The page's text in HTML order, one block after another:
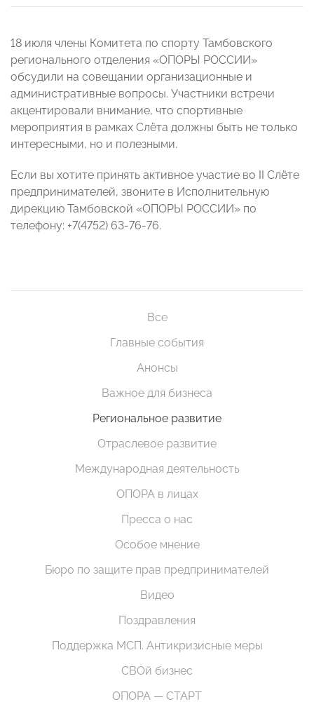
18 июля члены Комитета по спорту Тамбовского
регионального отделения «ОПОРЫ РОССИИ»
обсудили на совещании организационные и
административные вопросы. Участники встречи
акцентировали внимание, что спортивные
мероприятия в рамках Слёта должны быть не только
интересными, но и полезными.
Если вы хотите принять активное участие во II Слёте
предпринимателей, звоните в Исполнительную
дирекцию Тамбовской «ОПОРЫ РОССИИ» по
телефону: +7(4752) 63-76-76.
Все
Главные события
Анонсы
Важное для бизнеса
Региональное развитие
Отраслевое развитие
Международная деятельность
ОПОРА в лицах
Пресса о нас
Особое мнение
Бюро по защите прав предпринимателей
Видео
Поздравления
Поддержка МСП. Антикризисные меры
СВОй бизнес
ОПОРА — СТАРТ